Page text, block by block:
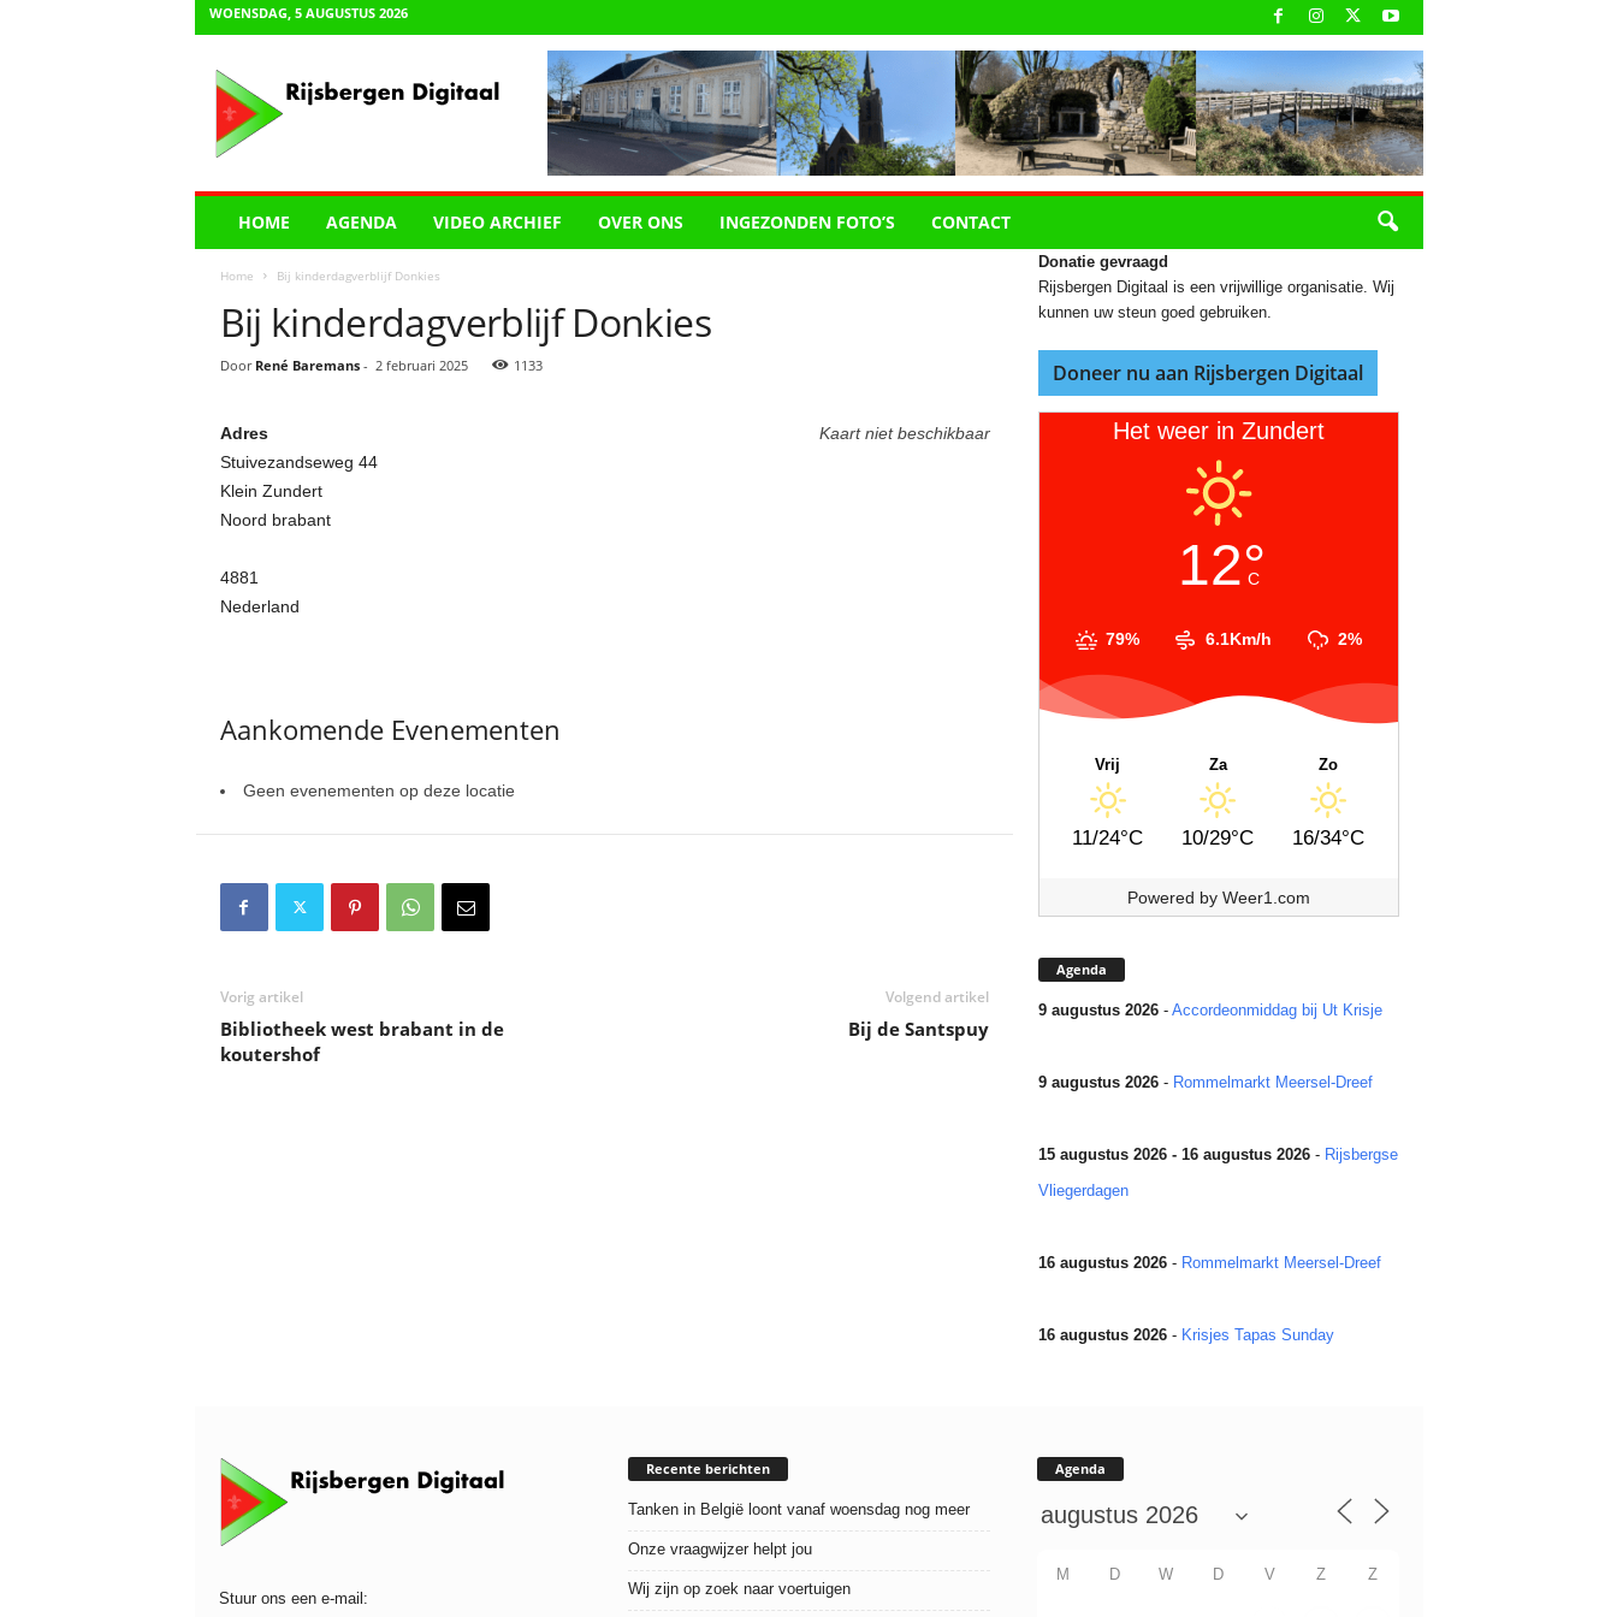
WOENSDAG, 5 AUGUSTUS 2026
HOME AGENDA VIDEO ARCHIEF OVER ONS INGEZONDEN FOTO’S CONTACT
Home Bij kinderdagverblijf Donkies
Bij kinderdagverblijf Donkies
Door René Baremans- 2 februari 2025 1133
Kaart niet beschikbaar
Adres
Stuivezandseweg 44
Klein Zundert
Noord brabant
4881
Nederland
Aankomende Evenementen
Geen evenementen op deze locatie
Vorig artikel
Bibliotheek west brabant in de
koutershof
Volgend artikel
Bij de Santspuy
Donatie gevraagd
Rijsbergen Digitaal is een vrijwillige organisatie. Wij
kunnen uw steun goed gebruiken.
Doneer nu aan Rijsbergen Digitaal
Het weer in Zundert
12°
C
79% 6.1Km/h 2%
Vrij
11/24°C
Za
10/29°C
Zo
16/34°C
Powered by Weer1.com
Agenda
9 augustus 2026- Accordeonmiddag bij Ut Krisje
9 augustus 2026- Rommelmarkt Meersel-Dreef
15 augustus 2026 - 16 augustus 2026- Rijsbergse
Vliegerdagen
16 augustus 2026- Rommelmarkt Meersel-Dreef
16 augustus 2026- Krisjes Tapas Sunday
Stuur ons een e-mail:
Recente berichten
Tanken in België loont vanaf woensdag nog meer
Onze vraagwijzer helpt jou
Wij zijn op zoek naar voertuigen
Agenda
M D W D V Z Z